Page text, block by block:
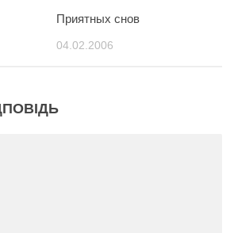
Приятных снов
04.02.2006